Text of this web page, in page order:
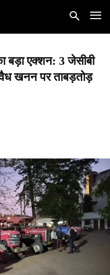
बड़ा एक्शन: 3 जेसीबी
खनन पर ताबड़तोड़